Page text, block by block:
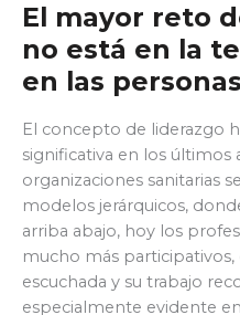
El mayor reto
no está en la
en las personas
El concepto de liderazgo
significativa en los últimos
organizaciones sanitarias
modelos jerárquicos,
arriba abajo, hoy los
mucho más
escuchada y su trabajo
especialmente evidente